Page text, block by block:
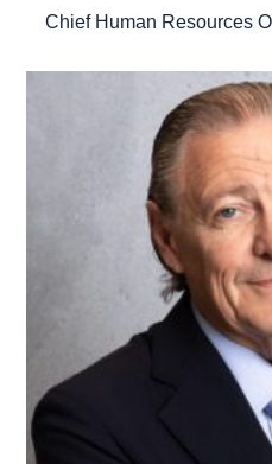
Chief Human Resources